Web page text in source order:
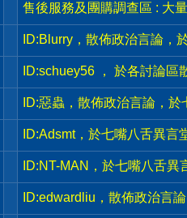
售後服務及團購調查區 : 大
ID:Blurry，散佈政治言論，
ID:schuey56 ， 於各討論區
ID:惡蟲，散佈政治言論，
ID:Adsmt，於七嘴八舌異
ID:NT-MAN，於七嘴八舌異
ID:edwardliu，散佈政治言